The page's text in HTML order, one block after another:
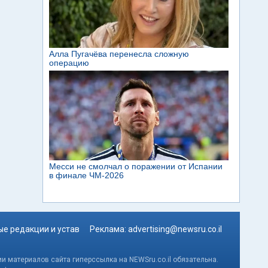
редакции и устав Реклама: advertising@newsru.co.il
сайта гиперссылка на NEWSru.co.il обязательна.